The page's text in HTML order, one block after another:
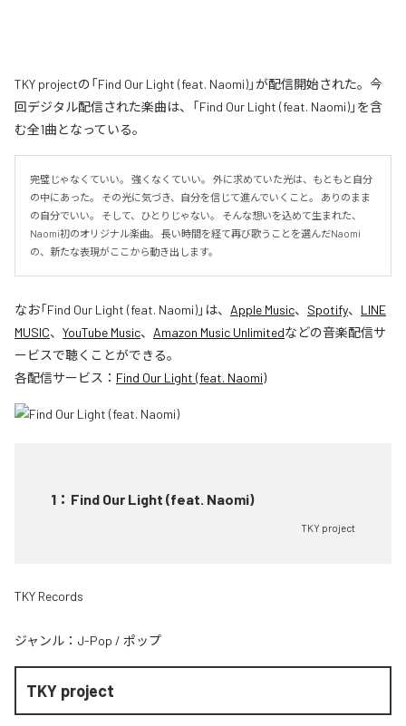
TKY projectの「Find Our Light (feat. Naomi)」が配信開始された。今
回デジタル配信された楽曲は、「Find Our Light (feat. Naomi)」を含
む全1曲となっている。
完璧じゃなくていい。 強くなくていい。 外に求めていた光は、もともと自分
の中にあった。 その光に気づき、自分を信じて進んでいくこと。 ありのまま
の自分でいい。 そして、ひとりじゃない。 そんな想いを込めて生まれた、
Naomi初のオリジナル楽曲。 長い時間を経て再び歌うことを選んだNaomi
の、新たな表現がここから動き出します。
なお「Find Our Light (feat. Naomi)」は、 Apple Music、 Spotify、 LINE
MUSIC、 YouTube Music、 Amazon Music Unlimitedなどの音楽配信サ
ービスで聴くことができる。
各配信サービス： Find Our Light (feat. Naomi)
1 ： Find Our Light (feat. Naomi)
TKY project
TKY Records
ジャンル： J-Pop / ポップ
TKY project